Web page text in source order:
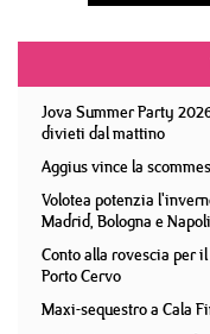
Jova Summer Party
divieti dal mattino
Aggius vince la
Volotea potenzia
Madrid, Bologna e Napoli
Conto alla rovescia per
Porto Cervo
Maxi-sequestro a Cala